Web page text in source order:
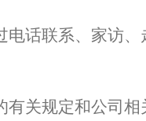
电话联系、家访、
有关规定和公司相